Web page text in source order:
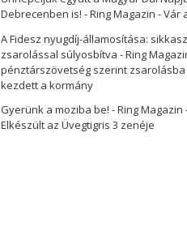
Debrecenben is! - Ring Magazin -Vár
A Fidesz nyugdíj-államosítása:
zsarolással súlyosbítva - Ring
pénztárszövetség szerint zsarolásba
kezdett a kormány
Gyerünk a moziba be! - Ring Magazin
Elkészült az Üvegtigris 3 zenéje